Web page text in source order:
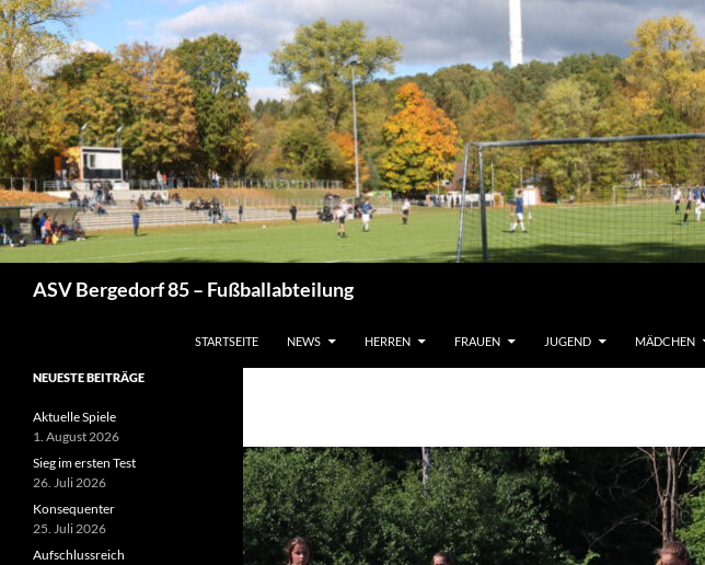
Zum
Inhalt
springen
ASV Bergedorf 85 – Fußballabteilung
STARTSEITE NEWS HERREN FRAUEN JUGEND MÄDCHEN
NEUESTE BEITRÄGE
Aktuelle Spiele
1. August 2026
Sieg im ersten Test
26. Juli 2026
Konsequenter
25. Juli 2026
Aufschlussreich